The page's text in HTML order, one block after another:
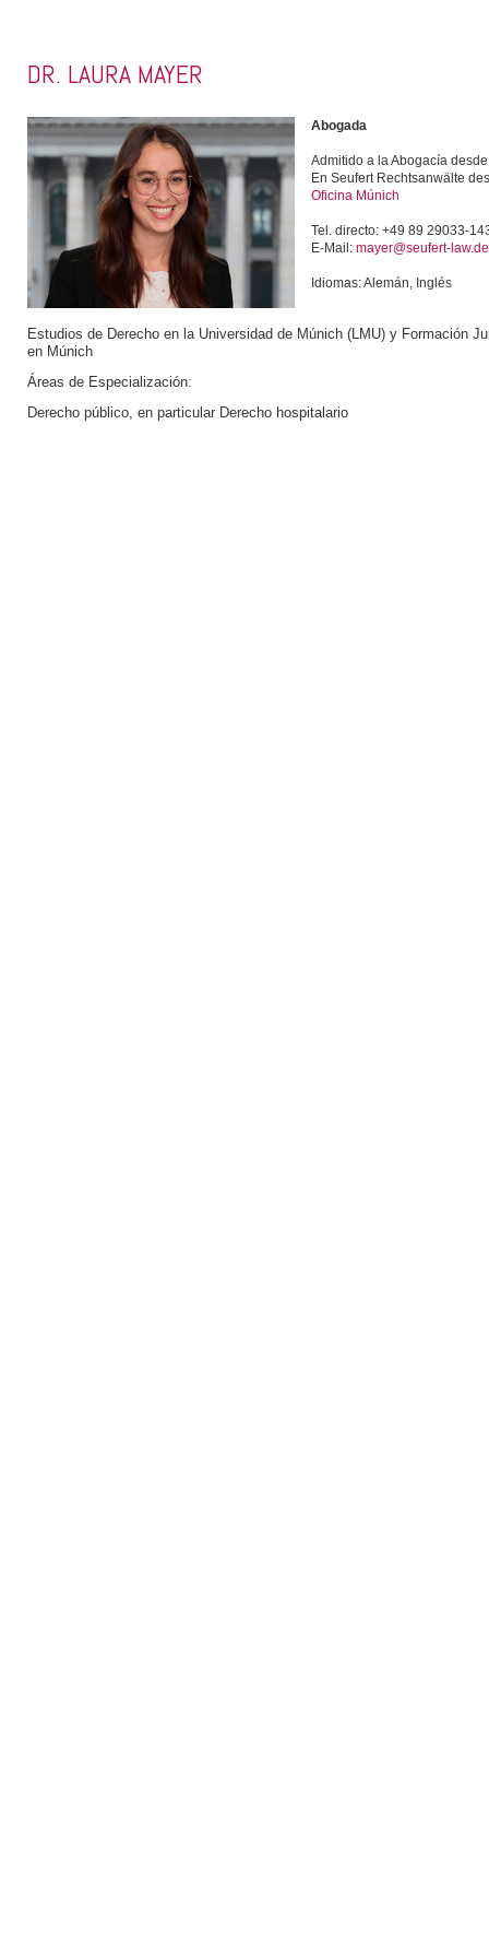
DR. LAURA MAYER
Abogada
Admitido a la Abogacía
En Seufert Rechtsanwälte
Oficina Múnich
Tel. directo: +49 89 29033-
E-Mail: mayer@seufert-law.de
Idiomas: Alemán, Inglés
Estudios de Derecho en la Universidad de Múnich (LMU) y Formación
en Múnich
Áreas de Especialización:
Derecho público, en particular Derecho hospitalario